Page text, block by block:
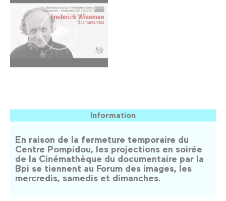
Information
En raison de la fermeture temporaire du
Centre Pompidou, les projections en soirée
de la Cinémathèque du documentaire par la
Bpi se tiennent au Forum des images, les
mercredis, samedis et dimanches.